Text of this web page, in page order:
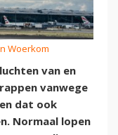
Woerkom
van en
vanwege
dat ook
Normaal lopen